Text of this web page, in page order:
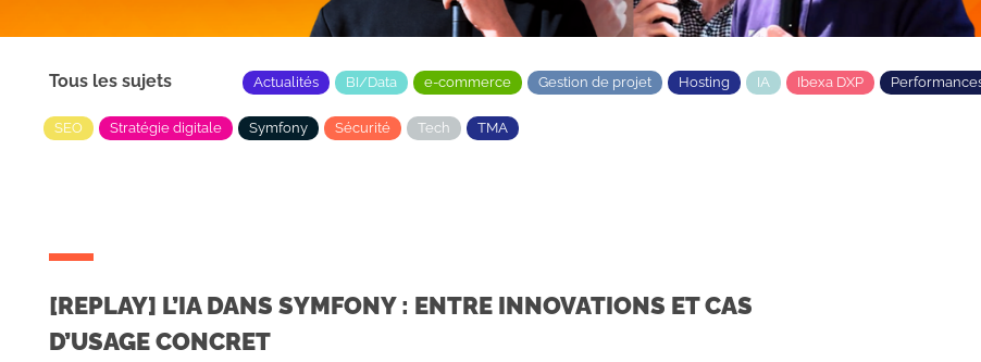
Tous les sujets Actualités BI/Data e-commerce Gestion de projet Hosting IA Ibexa DXP
SEO Stratégie digitale Symfony Sécurité Tech TMA
[REPLAY] L’IA DANS SYMFONY : ENTRE INNOVATIONS ET CAS
D’USAGE CONCRET